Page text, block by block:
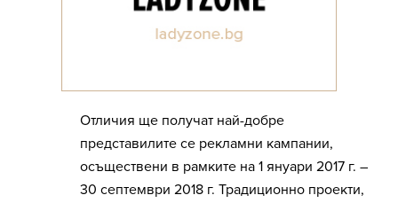
Отличия ще получат най-добре
представилите се рекламни кампании,
осъществени в рамките на 1 януари 2017 г. –
30 септември 2018 г. Традиционно проекти,